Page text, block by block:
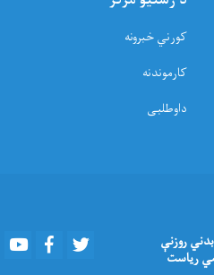
کورني خبرونه
کارموندنه
داوطلبی
روزنې
ریاست
Youtube Facebook